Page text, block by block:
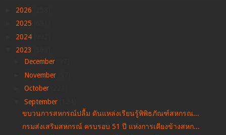
2026
2025
2024
2023
December
November
October
September
ขบวนการสหกรณ์ปลื้ม ดันแหล่งเรียนรู้พิพิธภัณฑ์สหกรณ...
กรมส่งเสริมสหกรณ์ ครบรอบ 51 ปี แห่งการเคียงข้างสหก...